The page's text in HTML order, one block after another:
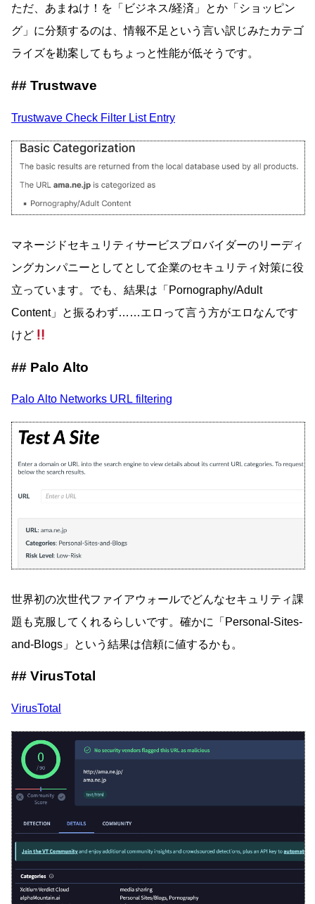
ただ、あまねけ！を「ビジネス/経済」とか「ショッピン
グ」に分類するのは、情報不足という言い訳じみたカテゴ
ライズを勘案してもちょっと性能が低そうです。
Trustwave
Trustwave Check Filter List Entry
マネージドセキュリティサービスプロバイダーのリーディ
ングカンパニーとしてとして企業のセキュリティ対策に役
立っています。でも、結果は「Pornography/Adult
Content」と振るわず……エロって言う方がエロなんです
けど
Palo Alto
Palo Alto Networks URL filtering
世界初の次世代ファイアウォールでどんなセキュリティ課
題も克服してくれるらしいです。確かに「Personal-Sites-
and-Blogs」という結果は信頼に値するかも。
VirusTotal
VirusTotal